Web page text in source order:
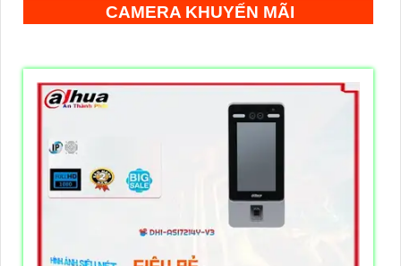
CAMERA KHUYẾN MÃI